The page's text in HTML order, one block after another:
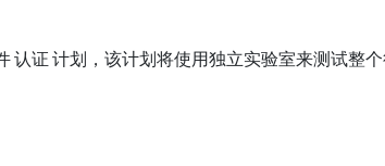
认证 计划，该计划将使用独立实验室来测试整